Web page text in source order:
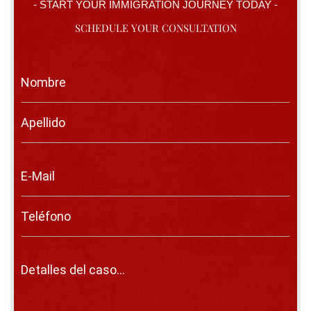
- START YOUR IMMIGRATION JOURNEY TODAY -
SCHEDULE YOUR CONSULTATION